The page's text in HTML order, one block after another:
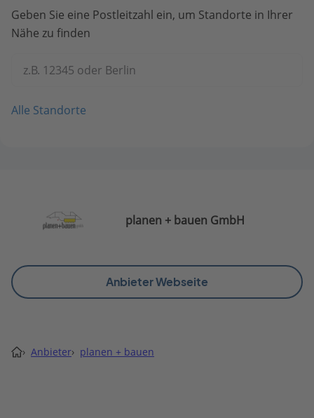
Geben Sie eine Postleitzahl ein, um Standorte in Ihrer
Nähe zu finden
z.B. 12345 oder Berlin
Alle Standorte
planen + bauen GmbH
Anbieter Webseite
› Anbieter› planen + bauen